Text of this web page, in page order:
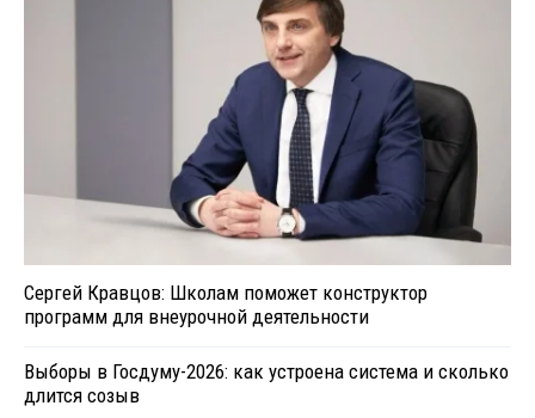
Сергей Кравцов: Школам поможет конструктор
программ для внеурочной деятельности
Выборы в Госдуму-2026: как устроена система и сколько
длится созыв